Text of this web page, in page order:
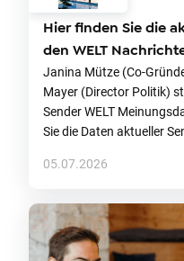
Hier finden Sie die
den WELT
Janina Mütze (Co-
Mayer (Director Politik)
Sender WELT
Sie die Daten aktueller
05.07.2026